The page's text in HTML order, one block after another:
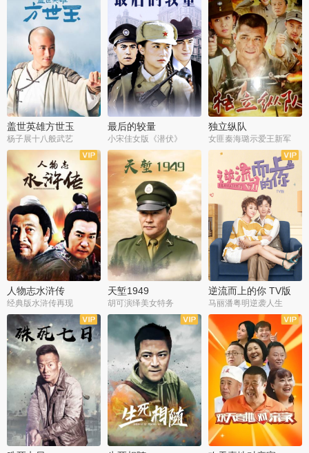
盖世英雄方世玉
杨子展十八般武艺
最后的较量
小宋佳女版《潜伏》
独立纵队
女匪秦海璐示爱王新军
全40集
人物志水浒传
经典版水浒传再现
全30集
天堑1949
胡可演绎美女特务
全43集
逆流而上的你 TV版
马丽潘粤明逆袭人生
全34集
全21集 全35集